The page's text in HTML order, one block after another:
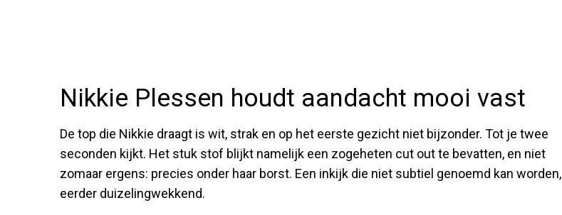
Nikkie Plessen houdt aandacht mooi vast
De top die Nikkie draagt is wit, strak en op het eerste gezicht niet bijzonder. Tot je twee
seconden kijkt. Het stuk stof blijkt namelijk een zogeheten cut out te bevatten, en niet
zomaar ergens: precies onder haar borst. Een inkijk die niet subtiel genoemd kan worden,
eerder duizelingwekkend.